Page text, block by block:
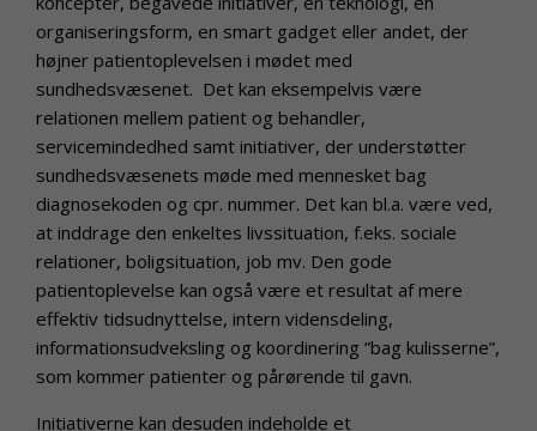
organiseringsform, en smart gadget eller andet, der
højner patientoplevelsen i mødet med
sundhedsvæsenet. Det kan eksempelvis være
relationen mellem patient og behandler,
servicemindedhed samt initiativer, der understøtter
sundhedsvæsenets møde med mennesket bag
diagnosekoden og cpr. nummer. Det kan bl.a. være ved,
at inddrage den enkeltes livssituation, f.eks. sociale
relationer, boligsituation, job mv. Den gode
patientoplevelse kan også være et resultat af mere
effektiv tidsudnyttelse, intern vidensdeling,
informationsudveksling og koordinering ”bag kulisserne”,
som kommer patienter og pårørende til gavn.
Initiativerne kan desuden indeholde et